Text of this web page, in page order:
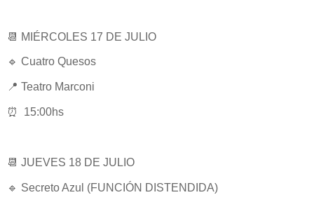
📆 MIÉRCOLES 17 DE JULIO
🔹 Cuatro Quesos
📍 Teatro Marconi
⏰ 15:00hs
📆 JUEVES 18 DE JULIO
🔹 Secreto Azul (FUNCIÓN DISTENDIDA)